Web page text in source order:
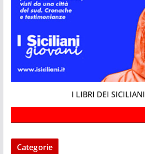
I LIBRI DEI SICILIANI
Categorie